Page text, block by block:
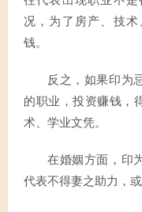
况，为了房产、技
钱。
反之，如果印为
的职业，投资赚钱，
术、学业文凭。
在婚姻方面，印
代表不得妻之助力，